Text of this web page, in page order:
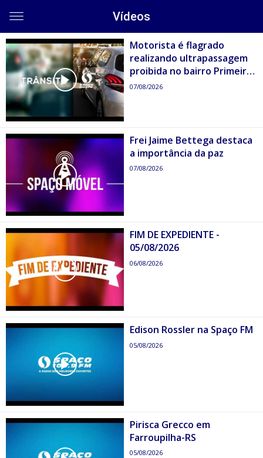
Vídeos
Motorista é flagrado
realizando ultrapassagem
proibida no bairro Primeiro
de Maio
07/08/2026
Frei Jaime Bettega destaca
a importância da paz
07/08/2026
FIM DE EXPEDIENTE -
05/08/2026
06/08/2026
Edison Rossler na Spaço FM
05/08/2026
Pirisca Grecco em
Farroupilha-RS
05/08/2026